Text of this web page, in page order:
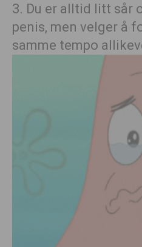
3. Du er alltid litt sår
penis, men velger å
samme tempo